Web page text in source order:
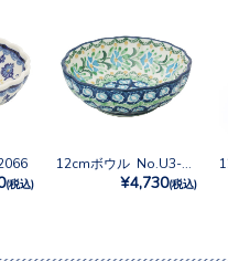
(税込) ¥4,730(税込)